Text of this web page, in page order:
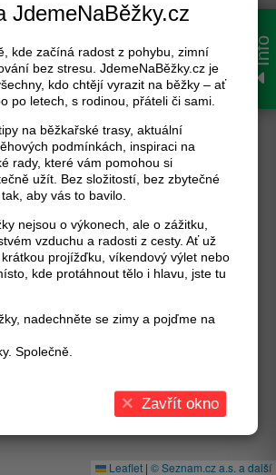
Info
Jeseníky
Beskydy
Vysočina
Leaflet | © Seznam.cz a.s. a další
JdemeNaBěžky.cz
kde začíná radost z pohybu, zimní
bez stresu. JdemeNaBěžky.cz je
kdo chtějí vyrazit na běžky – ať
po letech, s rodinou, přáteli či sami.
na běžkařské trasy, aktuální
podmínkách, inspiraci na
rady, které vám pomohou si
užít. Bez složitostí, bez zbytečné
aby vás to bavilo.
nejsou o výkonech, ale o zážitku,
vzduchu a radosti z cesty. Ať už
projížďku, víkendový výlet nebo
kde protáhnout tělo i hlavu, jste tu
nadechněte se zimy a pojďme na
Společně.
Zavřít okno